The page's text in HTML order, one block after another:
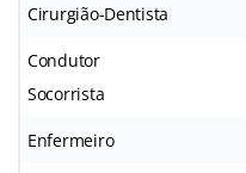
Cirurgião-Dentista
Condutor
Socorrista
Enfermeiro